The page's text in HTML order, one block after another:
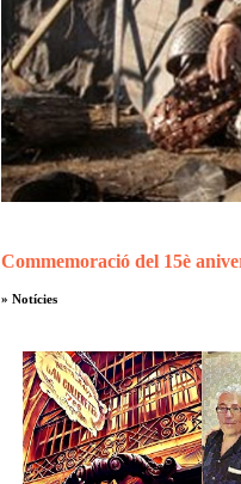
Commemoració del 15è
» Notícies